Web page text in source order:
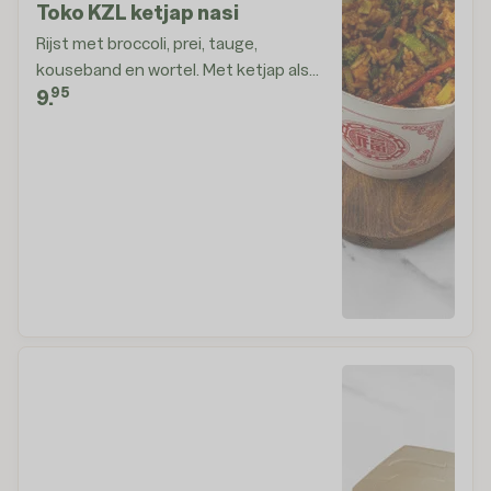
Toko KZL ketjap nasi
Rijst met broccoli, prei, tauge,
kouseband en wortel. Met ketjap als
sauce
9.95